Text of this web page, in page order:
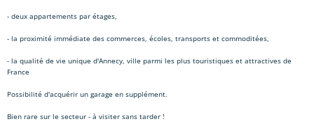
- deux appartements par étages,
- la proximité immédiate des commerces, écoles, transports et commoditées,
- la qualité de vie unique d'Annecy, ville parmi les plus touristiques et attractives de
France
Possibilité d'acquérir un garage en supplément.
Bien rare sur le secteur - à visiter sans tarder !